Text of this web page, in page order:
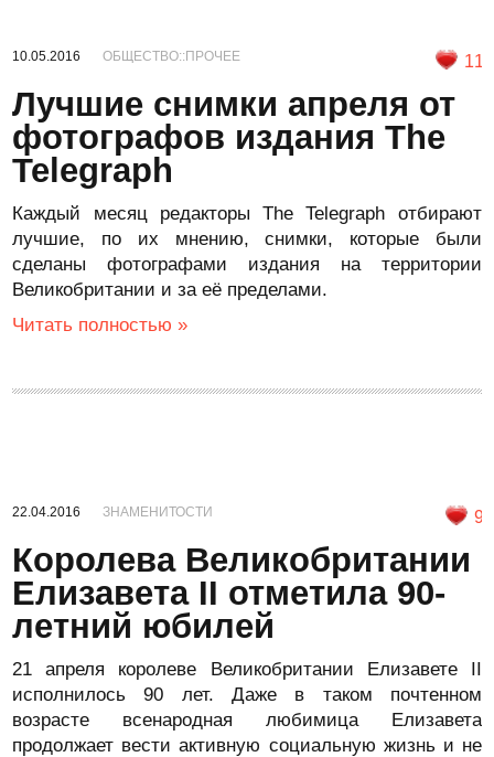
10.05.2016 ОБЩЕСТВО::ПРОЧЕЕ 11
Лучшие снимки апреля от
фотографов издания The
Telegraph
Каждый месяц редакторы The Telegraph отбирают
лучшие, по их мнению, снимки, которые были
сделаны фотографами издания на территории
Великобритании и за её пределами.
Читать полностью »
22.04.2016 ЗНАМЕНИТОСТИ 9
Королева Великобритании
Елизавета II отметила 90-
летний юбилей
21 апреля королеве Великобритании Елизавете II
исполнилось 90 лет. Даже в таком почтенном
возрасте всенародная любимица Елизавета
продолжает вести активную социальную жизнь и не